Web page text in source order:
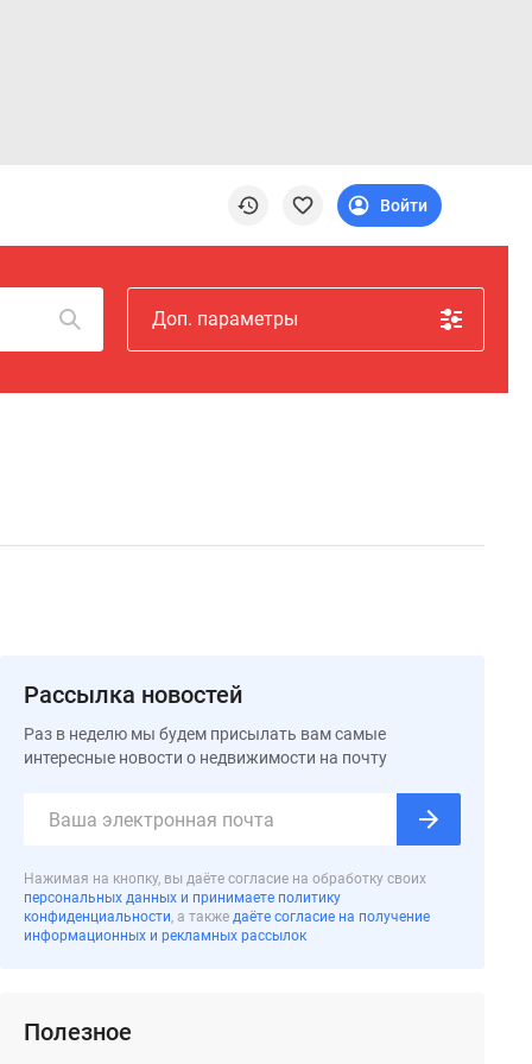
Войти
Доп. параметры
Рассылка новостей
Раз в неделю мы будем присылать вам самые
интересные новости о недвижимости на почту
Нажимая на кнопку, вы даёте согласие на обработку своих
персональных данных и принимаете политику
конфиденциальности, а также даёте согласие на получение
информационных и рекламных рассылок
Полезное